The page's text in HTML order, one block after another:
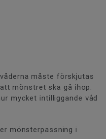
måste förskjutas
mönstret ska gå ihop.
mycket intilliggande våd
mönsterpassning i